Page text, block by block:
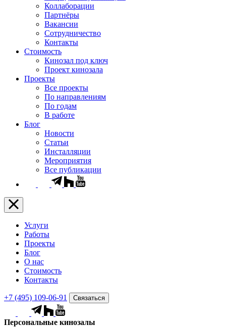
Коллаборации
Партнёры
Вакансии
Сотрудничество
Контакты
Стоимость
Кинозал под ключ
Проект кинозала
Проекты
Все проекты
По направлениям
По годам
В работе
Блог
Новости
Статьи
Инсталляции
Мероприятия
Все публикации
Услуги
Работы
Проекты
Блог
О нас
Стоимость
Контакты
+7 (495) 109-06-91 Связаться
Персональные кинозалы